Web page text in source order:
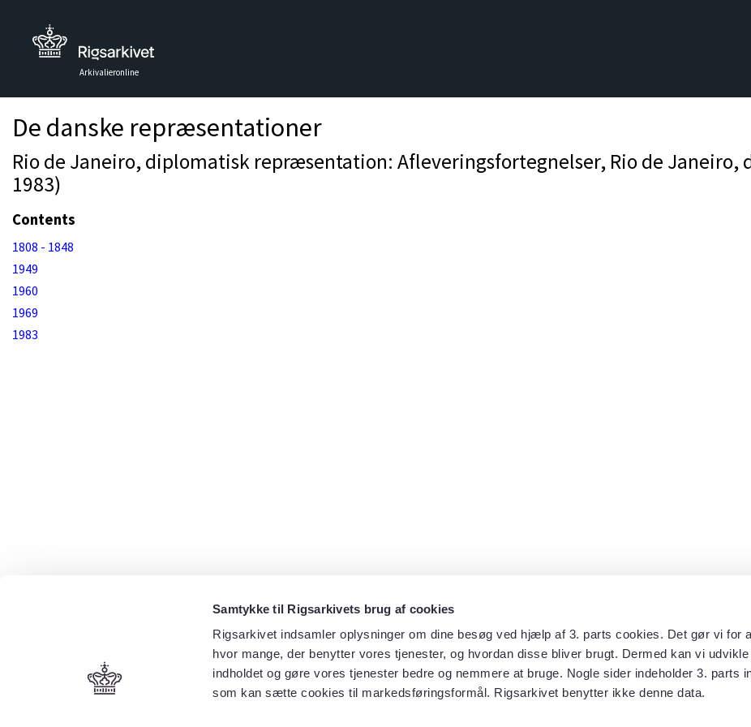
Samtykke til Rigsarkivets brug af cookies
Rigsarkivet indsamler oplysninger om dine besøg ved hjælp af 3. parts cookies. Det gør vi for
hvor mange, der benytter vores tjenester, og hvordan disse bliver brugt. Dermed kan vi udvikle
indholdet og gøre vores tjenester bedre og nemmere at bruge. Nogle sider indeholder 3. parts
som kan sætte cookies til markedsføringsformål. Rigsarkivet benytter ikke denne data.
Arkivalieronline
De danske repræsentationer
Rio de Janeiro, diplomatisk repræsentation: Afleveringsfortegnelser, Rio de
1983)
Contents
1808 - 1848
1949
1960
1969
1983